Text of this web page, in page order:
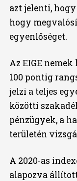
azt jelenti,
hogy
egyenlőséget.
Az EIGE
100 pontig
jelzi a teljes
közötti
pénzügyek, a
területén
A 2020-as
alapozva